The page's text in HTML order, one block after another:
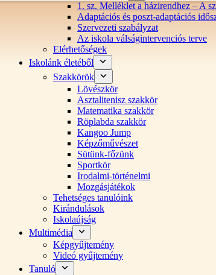
1. sz. Melléklet a házirendhez – A
Adaptációs és poszt-adaptációs
Szervezeti szabályzat
Az iskola válságintervenciós terve
Elérhetőségek
Iskolánk életéből
Szakkörök
Lövészkör
Asztalitenisz szakkör
Matematika szakkör
Röplabda szakkör
Kangoo Jump
Képzőművészet
Sütünk-főzünk
Sportkör
Irodalmi-történelmi
Mozgásjátékok
Tehetséges tanulóink
Kirándulások
Iskolaújság
Multimédia
Képgyűjtemény
Videó gyűjtemény
Tanuló